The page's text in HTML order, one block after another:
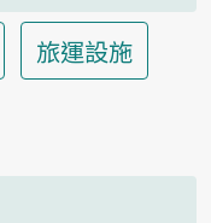
旅運設施